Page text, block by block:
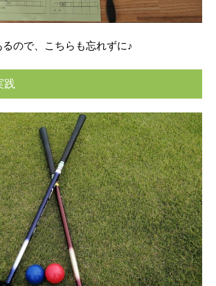
ので、こちらも忘れずに♪
践